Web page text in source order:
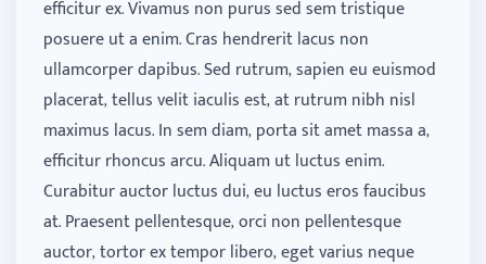
efficitur ex. Vivamus non purus sed sem tristique
posuere ut a enim. Cras hendrerit lacus non
ullamcorper dapibus. Sed rutrum, sapien eu euismod
placerat, tellus velit iaculis est, at rutrum nibh nisl
maximus lacus. In sem diam, porta sit amet massa a,
efficitur rhoncus arcu. Aliquam ut luctus enim.
Curabitur auctor luctus dui, eu luctus eros faucibus
at. Praesent pellentesque, orci non pellentesque
auctor, tortor ex tempor libero, eget varius neque